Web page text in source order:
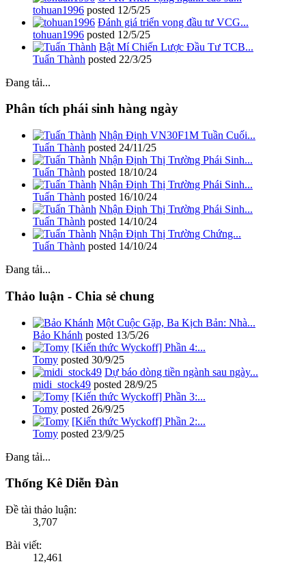
tohuan1996 posted 12/5/25
Đánh giá triển vọng đầu tư VCG...
tohuan1996 posted 12/5/25
Bật Mí Chiến Lược Đầu Tư TCB...
Tuấn Thành posted 22/3/25
Đang tải...
Phân tích phái sinh hàng ngày
Nhận Định VN30F1M Tuần Cuối...
Tuấn Thành posted 24/11/25
Nhận Định Thị Trường Phái Sinh...
Tuấn Thành posted 18/10/24
Nhận Định Thị Trường Phái Sinh...
Tuấn Thành posted 16/10/24
Nhận Định Thị Trường Phái Sinh...
Tuấn Thành posted 14/10/24
Nhận Định Thị Trường Chứng...
Tuấn Thành posted 14/10/24
Đang tải...
Thảo luận - Chia sẻ chung
Một Cuộc Gặp, Ba Kịch Bản: Nhà...
Bảo Khánh posted 13/5/26
[Kiến thức Wyckoff] Phần 4:...
Tomy posted 30/9/25
Dự báo dòng tiền ngành sau ngày...
midi_stock49 posted 28/9/25
[Kiến thức Wyckoff] Phần 3:...
Tomy posted 26/9/25
[Kiến thức Wyckoff] Phần 2:...
Tomy posted 23/9/25
Đang tải...
Thống Kê Diễn Đàn
Đề tài thảo luận:
3,707
Bài viết:
12,461